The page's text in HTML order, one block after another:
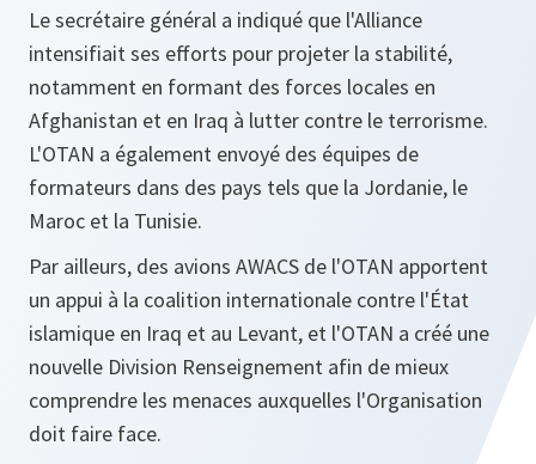
Le secrétaire général a indiqué que l'Alliance
intensifiait ses efforts pour projeter la stabilité,
notamment en formant des forces locales en
Afghanistan et en Iraq à lutter contre le terrorisme.
L'OTAN a également envoyé des équipes de
formateurs dans des pays tels que la Jordanie, le
Maroc et la Tunisie.
Par ailleurs, des avions AWACS de l'OTAN apportent
un appui à la coalition internationale contre l'État
islamique en Iraq et au Levant, et l'OTAN a créé une
nouvelle Division Renseignement afin de mieux
comprendre les menaces auxquelles l'Organisation
doit faire face.